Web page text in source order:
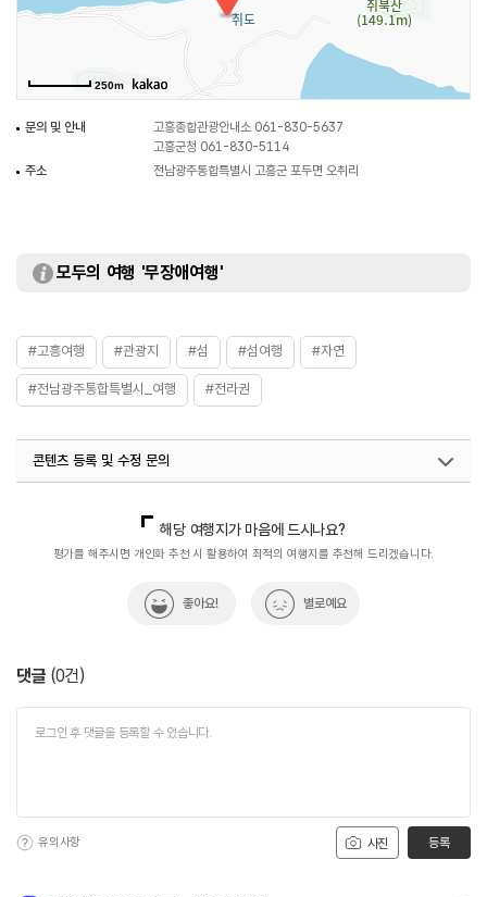
250m
문의 및 안내
고흥종합관광안내소 061-830-5637
고흥군청 061-830-5114
주소
전남광주통합특별시 고흥군 포두면 오취리
모두의 여행 '무장애여행'
#고흥여행 #관광지 #섬 #섬여행 #자연
#전남광주통합특별시_여행 #전라권
콘텐츠 등록 및 수정 문의
해당 여행지가 마음에 드시나요?
평가를 해주시면 개인화 추천 시 활용하여 최적의 여행지를 추천해 드리겠습니다.
좋아요! 별로예요
댓글 (0건)
사진
유의사항 등록